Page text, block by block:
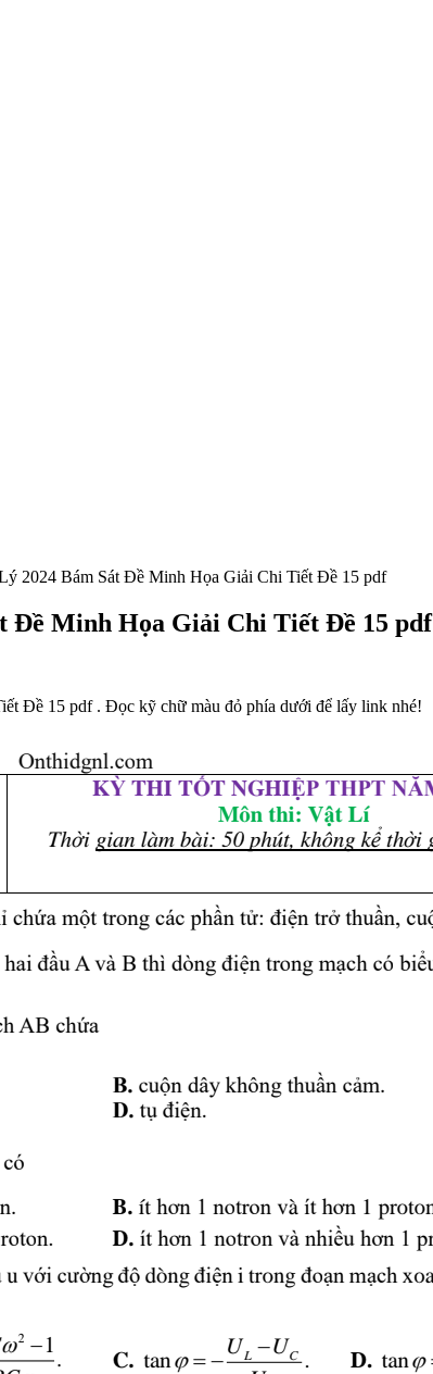
2024 Bám Sát Đề Minh Họa Giải Chi Tiết Đề 15 pdf
Đề Minh Họa Giải Chi Tiết Đề 15 pdf
Đề 15 pdf . Đọc kỹ chữ màu đỏ phía dưới để lấy link nhé!